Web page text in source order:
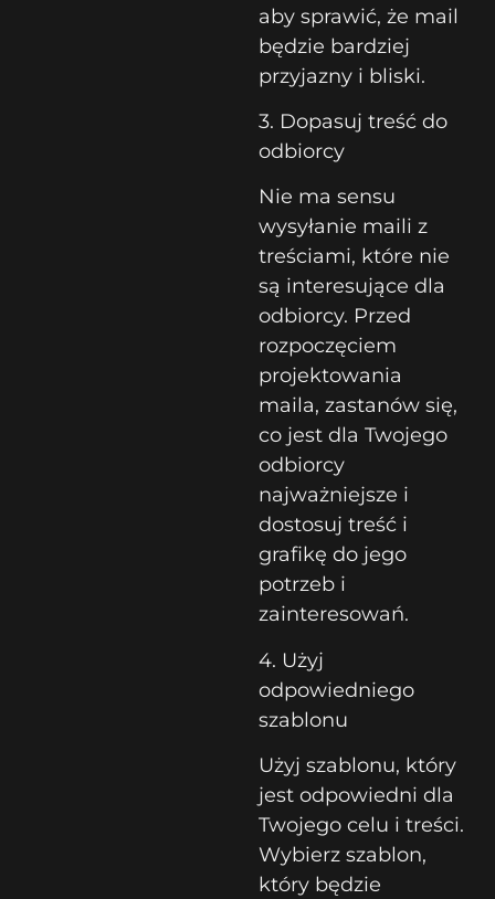
aby sprawić, że mail
będzie bardziej
przyjazny i bliski.
3. Dopasuj treść do
odbiorcy
Nie ma sensu
wysyłanie maili z
treściami, które nie
są interesujące dla
odbiorcy. Przed
rozpoczęciem
projektowania
maila, zastanów się,
co jest dla Twojego
odbiorcy
najważniejsze i
dostosuj treść i
grafikę do jego
potrzeb i
zainteresowań.
4. Użyj
odpowiedniego
szablonu
Użyj szablonu, który
jest odpowiedni dla
Twojego celu i treści.
Wybierz szablon,
który będzie